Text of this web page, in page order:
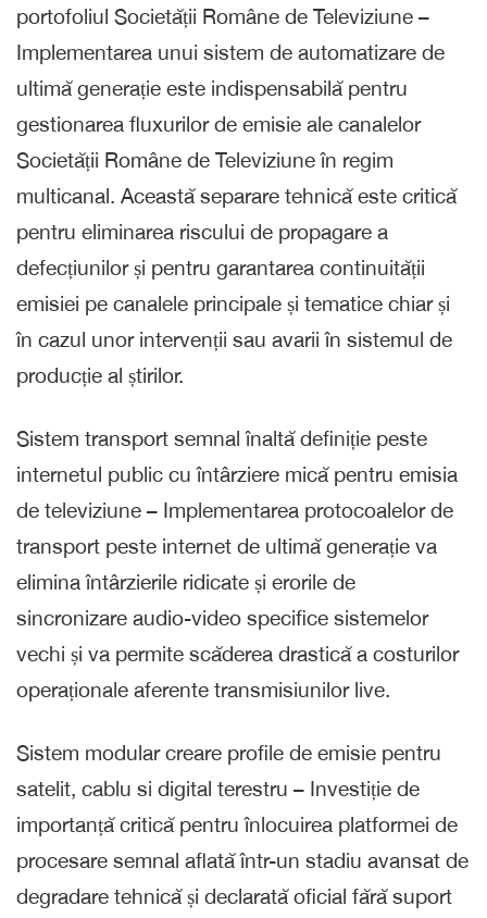
portofoliul Societății Române de Televiziune –
Implementarea unui sistem de automatizare de
ultimă generație este indispensabilă pentru
gestionarea fluxurilor de emisie ale canalelor
Societății Române de Televiziune în regim
multicanal. Această separare tehnică este critică
pentru eliminarea riscului de propagare a
defecțiunilor și pentru garantarea continuității
emisiei pe canalele principale și tematice chiar și
în cazul unor intervenții sau avarii în sistemul de
producție al știrilor.
Sistem transport semnal înaltă definiție peste
internetul public cu întârziere mică pentru emisia
de televiziune – Implementarea protocoalelor de
transport peste internet de ultimă generație va
elimina întârzierile ridicate și erorile de
sincronizare audio-video specifice sistemelor
vechi și va permite scăderea drastică a costurilor
operaționale aferente transmisiunilor live.
Sistem modular creare profile de emisie pentru
satelit, cablu si digital terestru – Investiție de
importanță critică pentru înlocuirea platformei de
procesare semnal aflată într-un stadiu avansat de
degradare tehnică și declarată oficial fără suport